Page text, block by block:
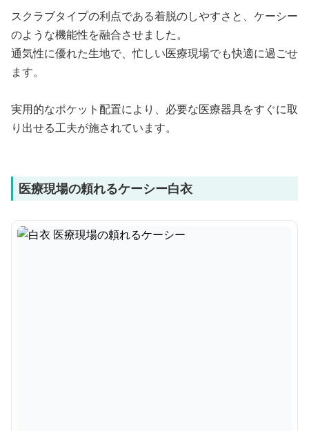
スクラブタイプの利点である着脱のしやすさと、ケーシー
のような機能性を融合させました。
通気性に優れた生地で、忙しい医療現場でも快適に過ごせ
ます。
実用的なポケット配置により、必要な医療器具をすぐに取
り出せる工夫が施されています。
医療現場の頼れるケーシー白衣